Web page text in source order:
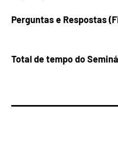
Perguntas e Respostas
Total de tempo do